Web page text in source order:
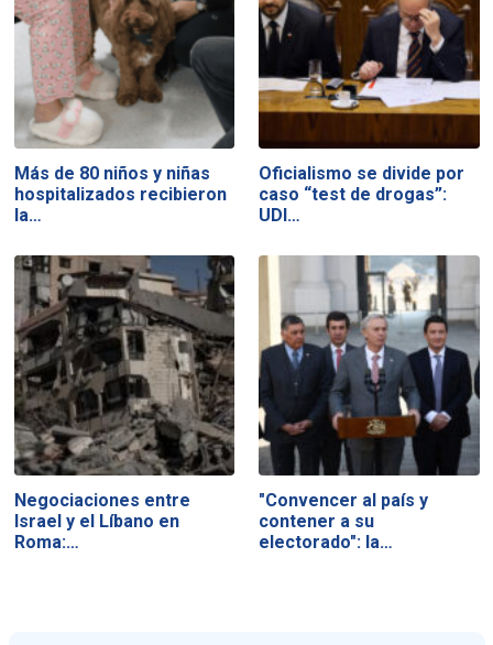
Más de 80 niños y niñas
hospitalizados recibieron
la…
Oficialismo se divide por
caso “test de drogas”:
UDI…
Negociaciones entre
Israel y el Líbano en
Roma:…
"Convencer al país y
contener a su
electorado": la…